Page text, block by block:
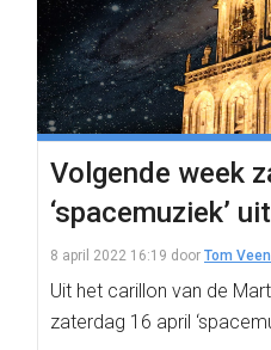
Volgende week
‘spacemuziek’
8 april 2022 16:19 door Tom
Uit het carillon van de
zaterdag 16 april